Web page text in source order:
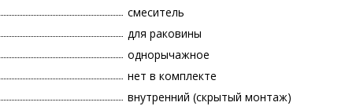
смеситель
для раковины
однорычажное
нет в комплекте
внутренний (скрытый монтаж)